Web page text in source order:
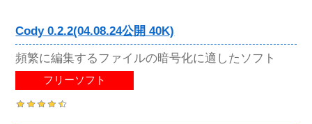
Cody 0.2.2(04.08.24公開 40K)
頻繁に編集するファイルの暗号化に適したソフト
フリーソフト